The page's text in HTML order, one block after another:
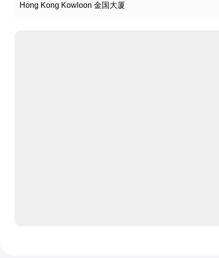
Hong Kong Kowloon 金国大厦